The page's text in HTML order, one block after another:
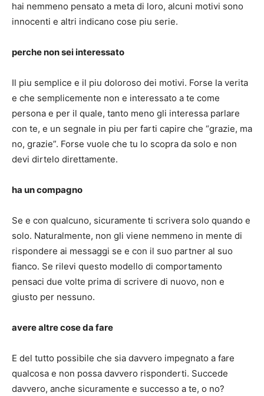
hai nemmeno pensato a meta di loro, alcuni motivi sono
innocenti e altri indicano cose piu serie.
perche non sei interessato
Il piu semplice e il piu doloroso dei motivi. Forse la verita
e che semplicemente non e interessato a te come
persona e per il quale, tanto meno gli interessa parlare
con te, e un segnale in piu per farti capire che “grazie, ma
no, grazie”. Forse vuole che tu lo scopra da solo e non
devi dirtelo direttamente.
ha un compagno
Se e con qualcuno, sicuramente ti scrivera solo quando e
solo. Naturalmente, non gli viene nemmeno in mente di
rispondere ai messaggi se e con il suo partner al suo
fianco. Se rilevi questo modello di comportamento
pensaci due volte prima di scrivere di nuovo, non e
giusto per nessuno.
avere altre cose da fare
E del tutto possibile che sia davvero impegnato a fare
qualcosa e non possa davvero risponderti. Succede
davvero, anche sicuramente e successo a te, o no?